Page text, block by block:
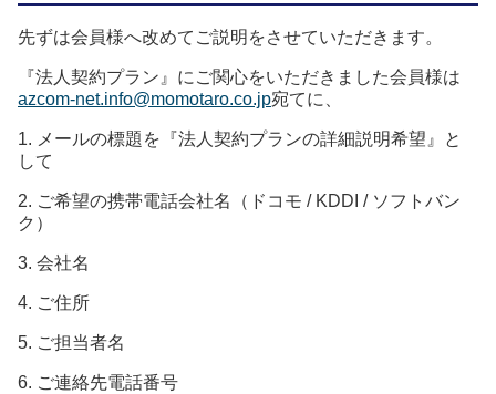
先ずは会員様へ改めてご説明をさせていただきます。
『法人契約プラン』にご関心をいただきました会員様は
azcom-net.info@momotaro.co.jp宛てに、
1. メールの標題を『法人契約プランの詳細説明希望』と
して
2. ご希望の携帯電話会社名（ドコモ / KDDI / ソフトバン
ク）
3. 会社名
4. ご住所
5. ご担当者名
6. ご連絡先電話番号